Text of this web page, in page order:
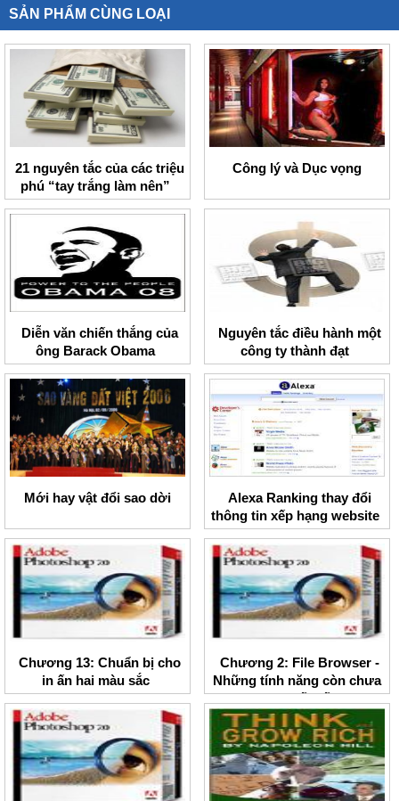
SẢN PHẨM CÙNG LOẠI
21 nguyên tắc của các triệu
phú “tay trắng làm nên”
Công lý và Dục vọng
Diễn văn chiến thắng của
ông Barack Obama
Nguyên tắc điều hành một
công ty thành đạt
Mới hay vật đổi sao dời
Alexa Ranking thay đổi
thông tin xếp hạng website
Chương 13: Chuẩn bị cho
in ấn hai màu sắc
Chương 2: File Browser -
Những tính năng còn chưa
được biết đến.